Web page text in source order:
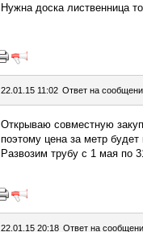
Нужна доска лиственница
22.01.15 11:02 Ответ на
Открываю совместную
поэтому цена за метр
Развозим трубу с 1 мая по
22.01.15 20:18 Ответ на